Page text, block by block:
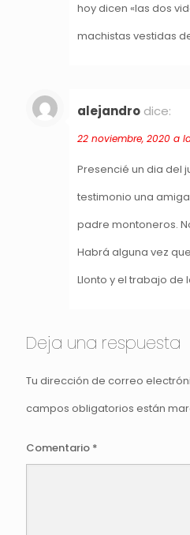
hoy dicen «las dos
machistas vestidas
alejandro dice:
22 noviembre, 2020 a
Presencié un dia del
testimonio una
padre montoneros.
Habrá alguna vez
Llonto y el trabajo de
Deja una respuesta
Tu dirección de correo
campos obligatorios están
Comentario *